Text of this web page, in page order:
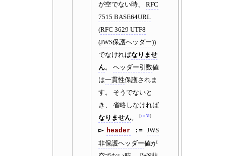
が空でない時、 RFC
7515 BASE64URL
(RFC 3629 UTF8
(JWS保護ヘッダー))
でなければなりませ
ん。 ヘッダー引数値
は一貫性保護されま
す。 そうでないと
き、 省略しなければ
なりません。 >>31
header
JWS
非保護ヘッダー値が